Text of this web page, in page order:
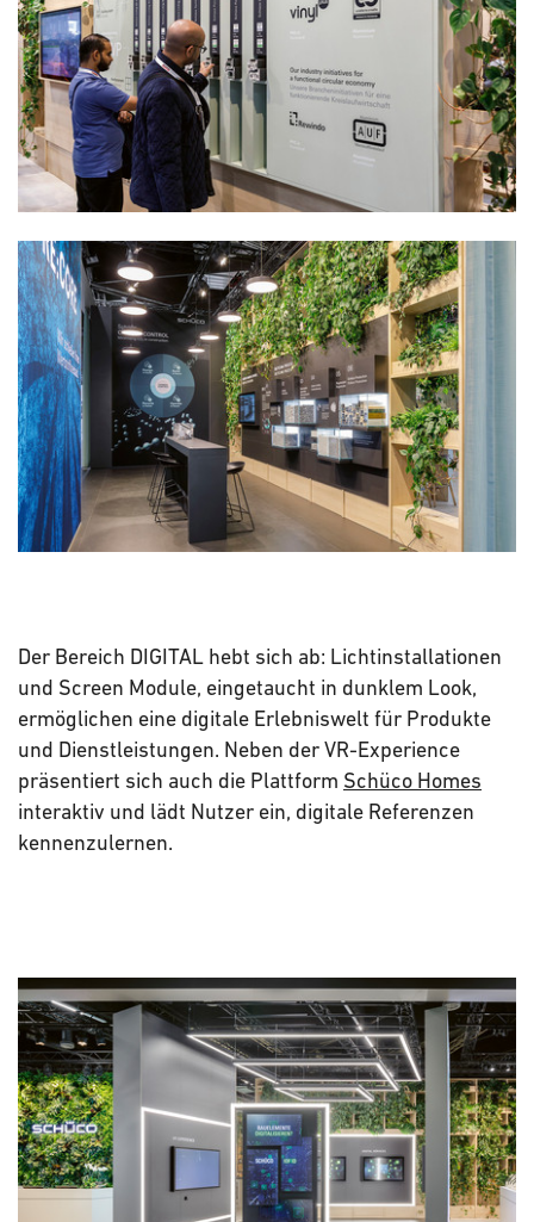
Der Bereich DIGITAL hebt sich ab: Lichtinstallationen
und Screen Module, eingetaucht in dunklem Look,
ermöglichen eine digitale Erlebniswelt für Produkte
und Dienstleistungen. Neben der VR-Experience
präsentiert sich auch die Plattform Schüco Homes
interaktiv und lädt Nutzer ein, digitale Referenzen
kennenzulernen.